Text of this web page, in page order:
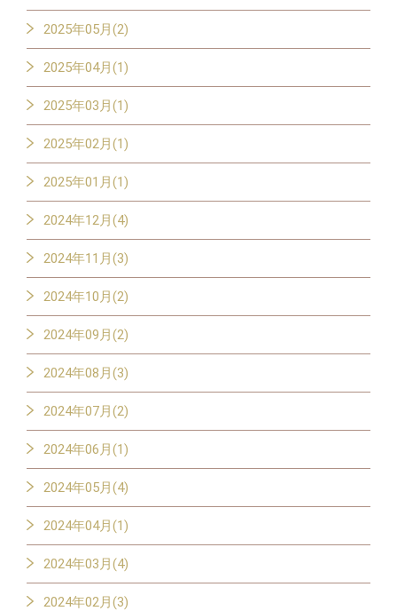
2025年05月(2)
2025年04月(1)
2025年03月(1)
2025年02月(1)
2025年01月(1)
2024年12月(4)
2024年11月(3)
2024年10月(2)
2024年09月(2)
2024年08月(3)
2024年07月(2)
2024年06月(1)
2024年05月(4)
2024年04月(1)
2024年03月(4)
2024年02月(3)